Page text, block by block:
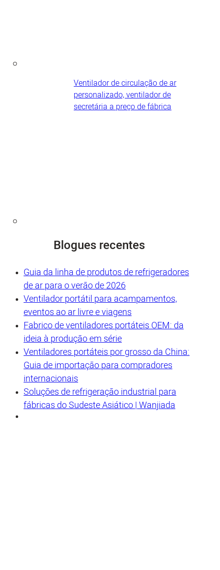
Ventilador de circulação de ar
personalizado, ventilador de
secretária a preço de fábrica
Blogues recentes
Guia da linha de produtos de refrigeradores
de ar para o verão de 2026
Ventilador portátil para acampamentos,
eventos ao ar livre e viagens
Fabrico de ventiladores portáteis OEM: da
ideia à produção em série
Ventiladores portáteis por grosso da China:
Guia de importação para compradores
internacionais
Soluções de refrigeração industrial para
fábricas do Sudeste Asiático | Wanjiada